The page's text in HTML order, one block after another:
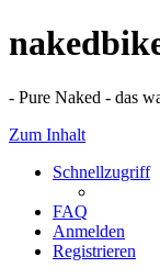
- Pure Naked - das
Zum Inhalt
Schnellzugriff
FAQ
Anmelden
Registrieren